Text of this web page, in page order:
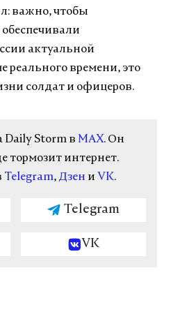
важно, чтобы
актуальной
времени, это
солдат и офицеров.
Storm в MAX. Он
тормозит интернет.
Telegram, Дзен и VK.
Telegram
VK